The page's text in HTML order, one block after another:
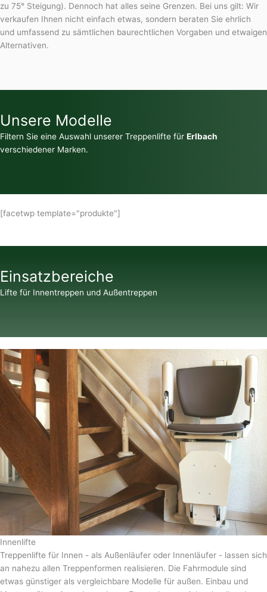
zu 75° Steigung). Dennoch hat alles seine Grenzen. Bei uns gilt: Wir
verkaufen Ihnen nicht einfach etwas, sondern beraten Sie ehrlich
und umfassend zu sämtlichen baurechtlichen Vorgaben und etwaigen
Alternativen.
Unsere Modelle
Filtern Sie eine Auswahl unserer Treppenlifte für Erlbach
verschiedener Marken.
[facetwp template="produkte"]
Einsatzbereiche
Lifte für Innentreppen und Außentreppen
Innenlifte
Treppenlifte für Innen - als Außenläufer oder Innenläufer - lassen sich
an nahezu allen Treppenformen realisieren. Die Fahrmodule sind
etwas günstiger als vergleichbare Modelle für außen. Einbau und